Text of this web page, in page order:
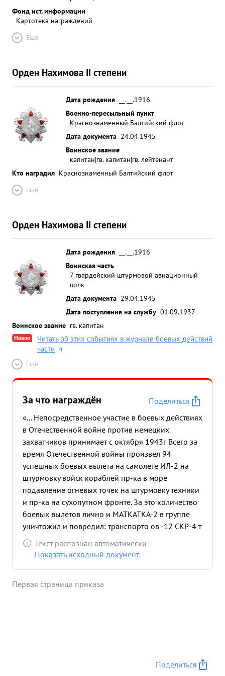
Фонд ист. информации
Картотека награждений
Ещё
Орден Нахимова II степени
Дата рождения
__.__.1916
Военно-пересыльный пункт
Краснознаменный Балтийский флот
Дата документа 24.04.1945
Воинское звание
капитан|гв. капитан|гв. лейтенант
Кто наградил Краснознаменный Балтийский флот
Ещё
Орден Нахимова II степени
Дата рождения
__.__.1916
Воинская часть
7 гвардейский штурмовой авиационный
полк
Дата документа 29.04.1945
Дата поступления на службу 01.09.1937
Воинское звание гв. капитан
Новое
Читать об этих событиях в журнале боевых действий
части
Ещё
За что награждён
Поделиться
«... Непосредственное участие в боевых действиях
в Отечественной войне против немецких
захватчиков принимает с октября 1943г Всего за
время Отечественной войны произвел 94
успешных боевых вылета на самолете ИЛ-2 на
штурмовку войск кораблей пр-ка в море
подавление огневых точек на штурмовку техники
и пр-ка на сухопутном фронте. За это количество
боевых вылетов лично и МАТКАТКА-2 в группе
уничтожил и повредил: транспорто ов -12 СКР-4 т
-3, БДБ-10, 3М-1 КТЩ-1, СКА-3 ТКА-2 бат-1,
парусных шхун-1 мореходная баржа-1 б/
2 самолета истребителя пр-ка ФВ-190 убито и
растущий офицер умело организует боевую
Текст распознан автоматически
Показать исходный документ
Первая страница приказа
Поделиться